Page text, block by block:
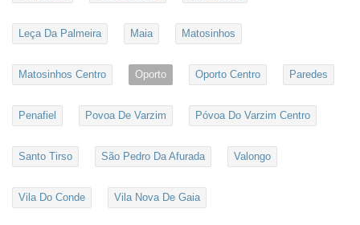
Leça Da Palmeira Maia Matosinhos
Matosinhos Centro Oporto Oporto Centro Paredes
Penafiel Povoa De Varzim Póvoa Do Varzim Centro
Santo Tirso São Pedro Da Afurada Valongo
Vila Do Conde Vila Nova De Gaia